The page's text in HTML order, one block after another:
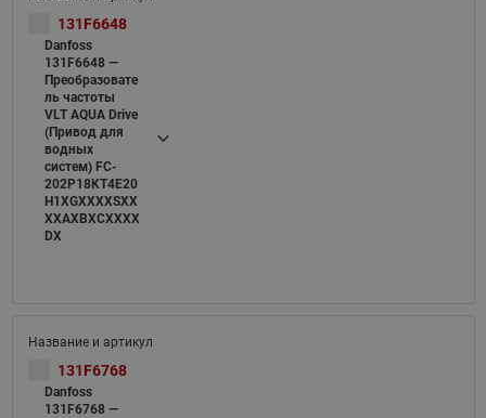
131F6648
Danfoss
131F6648 —
Преобразовате
ль частоты
VLT AQUA Drive
(Привод для
водных
систем) FC-
202P18KT4E20
H1XGXXXXSXX
XXAXBXCXXXX
DX
131F6768
Danfoss
131F6768 —